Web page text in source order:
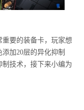
要的装备卡，玩家想
加20层的异化抑制
技术，接下来小编为